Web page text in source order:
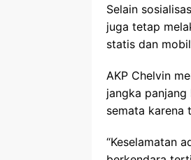
Selain
juga tetap
statis dan
AKP Chelvin
jangka
semata karena
“Keselamatan